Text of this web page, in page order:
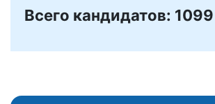
Всего кандидатов: 1099